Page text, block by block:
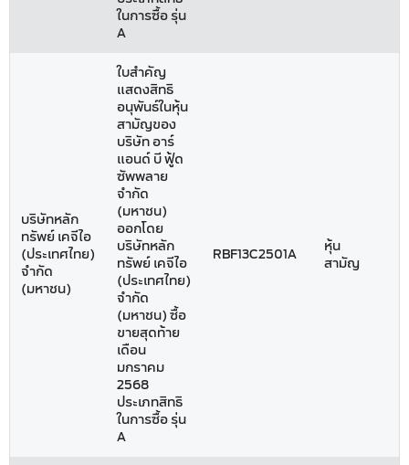
ในการซื้อ รุ่น
A
บริษัทหลัก
ทรัพย์ เคจีไอ
(ประเทศไทย)
จำกัด
(มหาชน)
ใบสำคัญ
แสดงสิทธิ
อนุพันธ์ในหุ้น
สามัญของ
บริษัท อาร์
แอนด์ บี ฟู้ด
ซัพพลาย
จำกัด
(มหาชน)
ออกโดย
บริษัทหลัก
ทรัพย์ เคจีไอ
(ประเทศไทย)
จำกัด
(มหาชน) ซื้อ
ขายสุดท้าย
เดือน
มกราคม
2568
ประเภทสิทธิ
ในการซื้อ รุ่น
A
RBF13C2501A
หุ้น
สามัญ